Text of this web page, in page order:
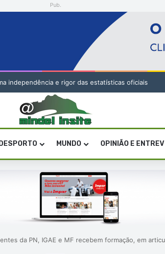
Pub.
independência e rigor das estatísticas oficiais
DESPORTO MUNDO OPINIÃO E
da PN, IGAE e MF recebem formação, em